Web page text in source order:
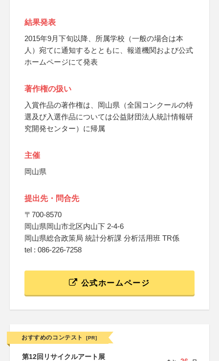
結果発表
2015年9月下旬以降、所属学校（一般の場合は本
人）宛てに通知するとともに、報道機関および公式
ホームページにて発表
著作権の扱い
入賞作品の著作権は、岡山県（全国コンクールの特
選及び入選作品については公益財団法人統計情報研
究開発センター）に帰属
主催
岡山県
提出先・問合先
〒700-8570
岡山県岡山市北区内山下 2-4-6
岡山県総合政策局 統計分析課 分析活用班 TR係
tel : 086-226-7258
公式ホームページ
おすすめのコンテスト [PR]
第12回リサイクルアート展